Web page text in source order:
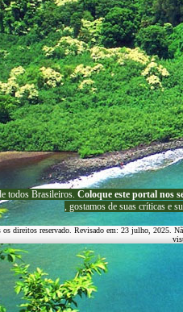
todos Brasileiros. Coloque este portal nos
, gostamos de suas críticas e
direitos reservado. Revisado em: 23 julho, 2025 .